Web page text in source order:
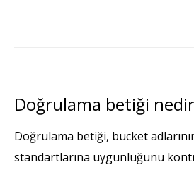
Doğrulama betiği
Doğrulama betiği, bucket
standartlarına uygunluğunu